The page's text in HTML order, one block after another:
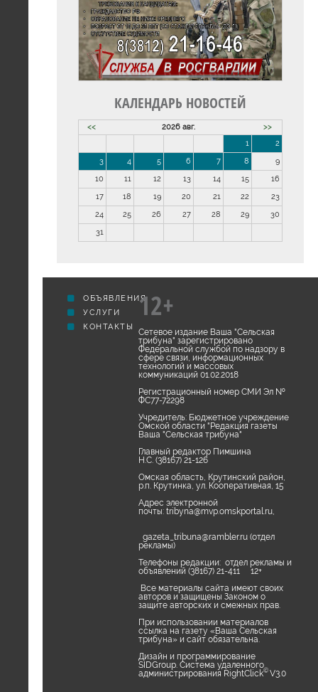
КАЛЕНДАРЬ НОВОСТЕЙ
<< 2026 авг.
>>
1
2
3
4 5 6 7 8
9
10
11 12 13 14 15
16
17
18 19 20 21 22
23
24
25 26 27 28 29
30
31
ОБЪЯВЛЕНИЯ
УСЛУГИ
КОНТАКТЫ
12+
Сетевое издание Ваша "Сельская
трибуна" зарегистрировано
Федеральной службой по надзору в
сфере связи, информационных
технологий и массовых
коммуникаций 01.02.2018
Регистрационный номер СМИ Эл №
ФС77-72298
Учредитель: Бюджетное учреждение
Омской области "Редакция газеты
Ваша "Сельская трибуна"
Главный редактор Пимшина
Н.С. (38167) 21-126
Омская область, Крутинский район,
р.п. Крутинка, ул. Кооперативная, 15
Адрес электронной
почты:tribyna@mvp.omskportal.ru
gazeta_tribuna@rambler.ru (отдел
рекламы)
Телефоны редакции: отдел рекламы и
объявлений (38167) 21-411 12+
Все материалы сайта имеют своих
авторов и защищены Законом о
защите авторских и смежных прав.
При использовании материалов
ссылка на газету «Ваша Сельская
трибуна» и сайт обязательна.
Дизайн и программирование
SIDGroup. Cистема удаленного
администрирования RightClick©V3.0